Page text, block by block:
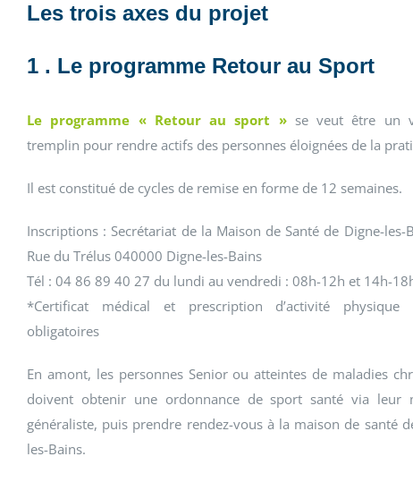
Les trois axes du projet
1 . Le programme Retour au Sport
Le programme « Retour au sport »se veut être un
tremplin pour rendre actifs des personnes éloignées de la
Il est constitué de cycles de remise en forme de 12 semaines.
Inscriptions : Secrétariat de la Maison de Santé de Digne-les-
Rue du Trélus 040000 Digne-les-Bains
Tél : 04 86 89 40 27 du lundi au vendredi : 08h-12h et 14h-
*Certificat médical et prescription d’activité physique
obligatoires
En amont, les personnes Senior ou atteintes de maladies
doivent obtenir une ordonnance de sport santé via leur
généraliste, puis prendre rendez-vous à la maison de santé
les-Bains.